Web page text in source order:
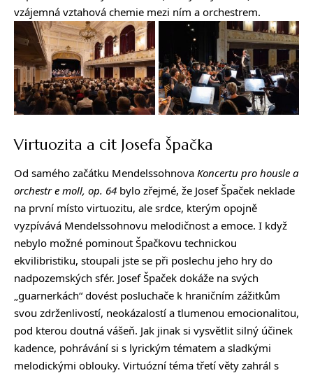
vzájemná vztahová chemie mezi ním a orchestrem.
Virtuozita a cit Josefa Špačka
Od samého začátku Mendelssohnova Koncertu pro housle a
orchestr e moll, op. 64 bylo zřejmé, že Josef Špaček neklade
na první místo virtuozitu, ale srdce, kterým opojně
vyzpívává Mendelssohnovu melodičnost a emoce. I když
nebylo možné pominout Špačkovu technickou
ekvilibristiku, stoupali jste se při poslechu jeho hry do
nadpozemských sfér. Josef Špaček dokáže na svých
„guarnerkách“ dovést posluchače k hraničním zážitkům
svou zdrženlivostí, neokázalostí a tlumenou emocionalitou,
pod kterou doutná vášeň. Jak jinak si vysvětlit silný účinek
kadence, pohrávání si s lyrickým tématem a sladkými
melodickými oblouky. Virtuózní téma třetí věty zahrál s